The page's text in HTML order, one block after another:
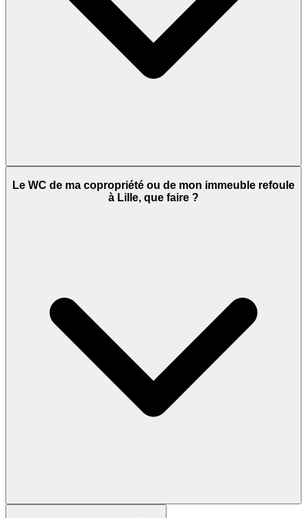
Le WC de ma copropriété ou de mon immeuble refoule
à Lille, que faire ?